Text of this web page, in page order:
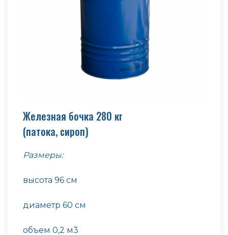
Железная бочка 280 кг
(патока, сироп)
Размеры:
высота 96 см
диаметр 60 см
объем 0,2 м3